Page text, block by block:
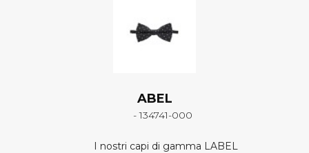
ABEL
- 134741-000
I nostri capi di gamma LABEL